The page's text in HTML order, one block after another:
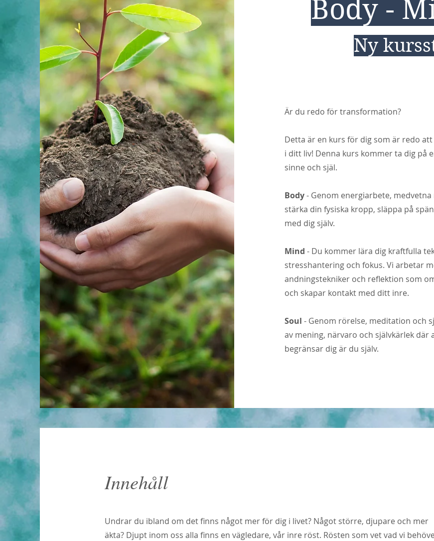
Body -
Ny
Är du redo för transformation?
Detta är en kurs för dig som är redo
i ditt liv! Denna kurs kommer ta dig på
sinne och själ.
Body- Genom energiarbete,
stärka din fysiska kropp, släppa på
med dig själv.
Mind - Du kommer lära dig kraftfulla
stresshantering och fokus. Vi arbetar
andningstekniker och reflektion som
och skapar kontakt med ditt inre.
Soul - Genom rörelse, meditation och
av mening, närvaro och självkärlek där
begränsar dig är du själv.
Innehåll
Undrar du ibland om det finns något mer för dig i livet? Något större, djupare och mer
äkta? Djupt inom oss alla finns en vägledare, vår inre röst. Rösten som vet vad vi